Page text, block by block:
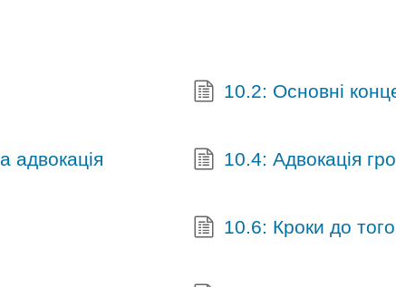
10.2: Основні
адвокація 10.4: Адвокація
10.6: Кроки до